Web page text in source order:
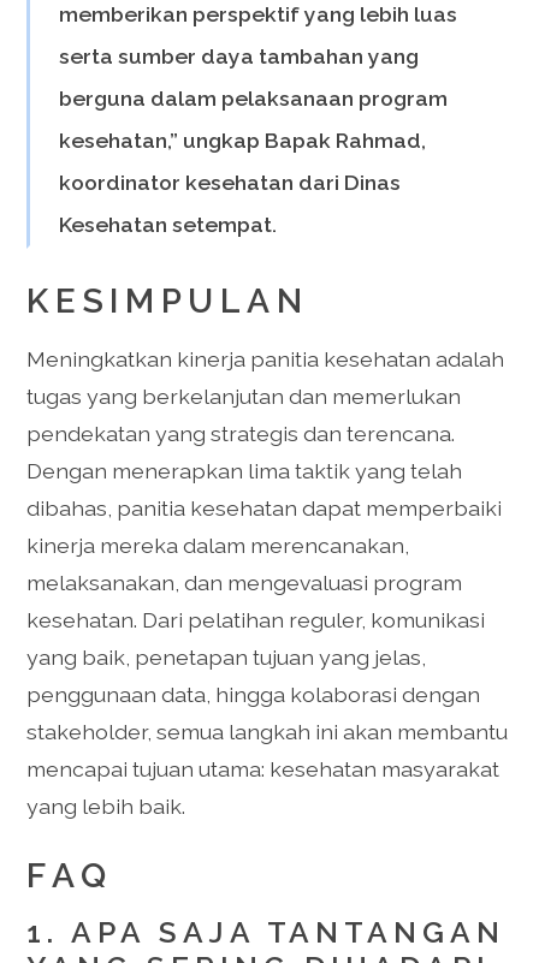
memberikan perspektif yang lebih luas
serta sumber daya tambahan yang
berguna dalam pelaksanaan program
kesehatan,” ungkap Bapak Rahmad,
koordinator kesehatan dari Dinas
Kesehatan setempat.
KESIMPULAN
Meningkatkan kinerja panitia kesehatan adalah
tugas yang berkelanjutan dan memerlukan
pendekatan yang strategis dan terencana.
Dengan menerapkan lima taktik yang telah
dibahas, panitia kesehatan dapat memperbaiki
kinerja mereka dalam merencanakan,
melaksanakan, dan mengevaluasi program
kesehatan. Dari pelatihan reguler, komunikasi
yang baik, penetapan tujuan yang jelas,
penggunaan data, hingga kolaborasi dengan
stakeholder, semua langkah ini akan membantu
mencapai tujuan utama: kesehatan masyarakat
yang lebih baik.
FAQ
1. APA SAJA TANTANGAN